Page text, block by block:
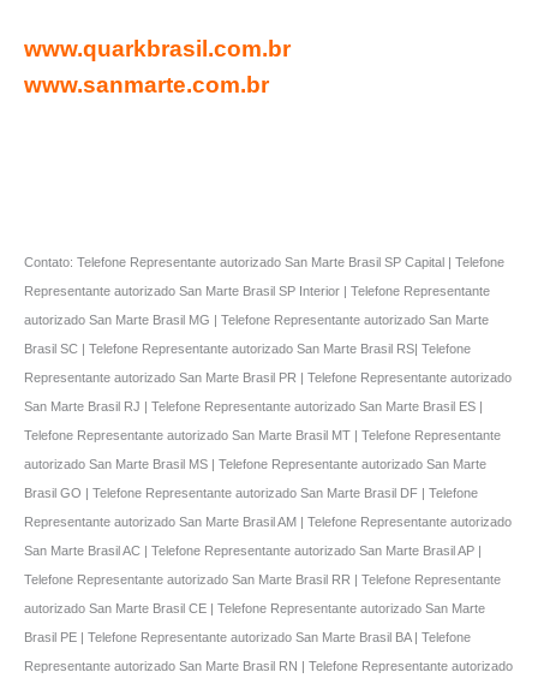
www.quarkbrasil.com.br
www.sanmarte.com.br
Contato: Telefone Representante autorizado San Marte Brasil SP Capital | Telefone
Representante autorizado San Marte Brasil SP Interior | Telefone Representante
autorizado San Marte Brasil MG | Telefone Representante autorizado San Marte
Brasil SC | Telefone Representante autorizado San Marte Brasil RS| Telefone
Representante autorizado San Marte Brasil PR | Telefone Representante autorizado
San Marte Brasil RJ | Telefone Representante autorizado San Marte Brasil ES |
Telefone Representante autorizado San Marte Brasil MT | Telefone Representante
autorizado San Marte Brasil MS | Telefone Representante autorizado San Marte
Brasil GO | Telefone Representante autorizado San Marte Brasil DF | Telefone
Representante autorizado San Marte Brasil AM | Telefone Representante autorizado
San Marte Brasil AC | Telefone Representante autorizado San Marte Brasil AP |
Telefone Representante autorizado San Marte Brasil RR | Telefone Representante
autorizado San Marte Brasil CE | Telefone Representante autorizado San Marte
Brasil PE | Telefone Representante autorizado San Marte Brasil BA | Telefone
Representante autorizado San Marte Brasil RN | Telefone Representante autorizado